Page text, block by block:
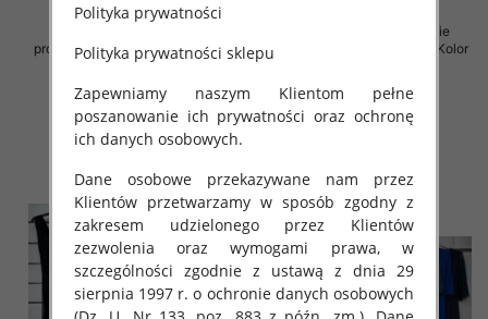
produkt) Roz Standard, Mix Kolor
Paczka 5 szt
76.00 zł
szczegóły
Sukienki damskie (Włoskie
produkt) Roz Standard, Mix Kolor
76.00 zł
szczegóły
Polityka prywatności
Polityka prywatności sklepu
Zapewniamy naszym Klientom pełne
poszanowanie ich prywatności oraz ochronę
ich danych osobowych.
Dane osobowe przekazywane nam przez
Klientów przetwarzamy w sposób zgodny z
zakresem udzielonego przez Klientów
zezwolenia oraz wymogami prawa, w
szczególności zgodnie z ustawą z dnia 29
sierpnia 1997 r. o ochronie danych osobowych